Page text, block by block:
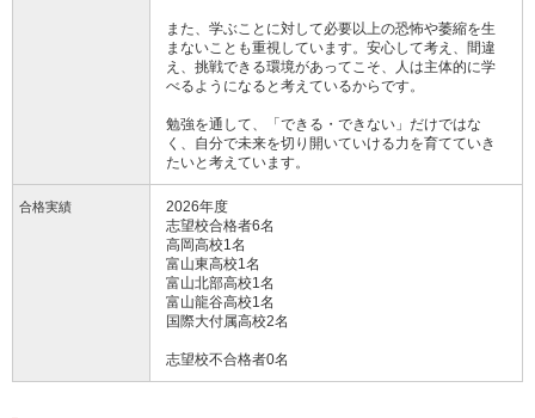
また、学ぶことに対して必要以上の恐怖や萎縮を生
まないことも重視しています。安心して考え、間違
え、挑戦できる環境があってこそ、人は主体的に学
べるようになると考えているからです。
勉強を通して、「できる・できない」だけではな
く、自分で未来を切り開いていける力を育てていき
たいと考えています。
合格実績
2026年度
志望校合格者6名
高岡高校1名
富山東高校1名
富山北部高校1名
富山龍谷高校1名
国際大付属高校2名
志望校不合格者0名